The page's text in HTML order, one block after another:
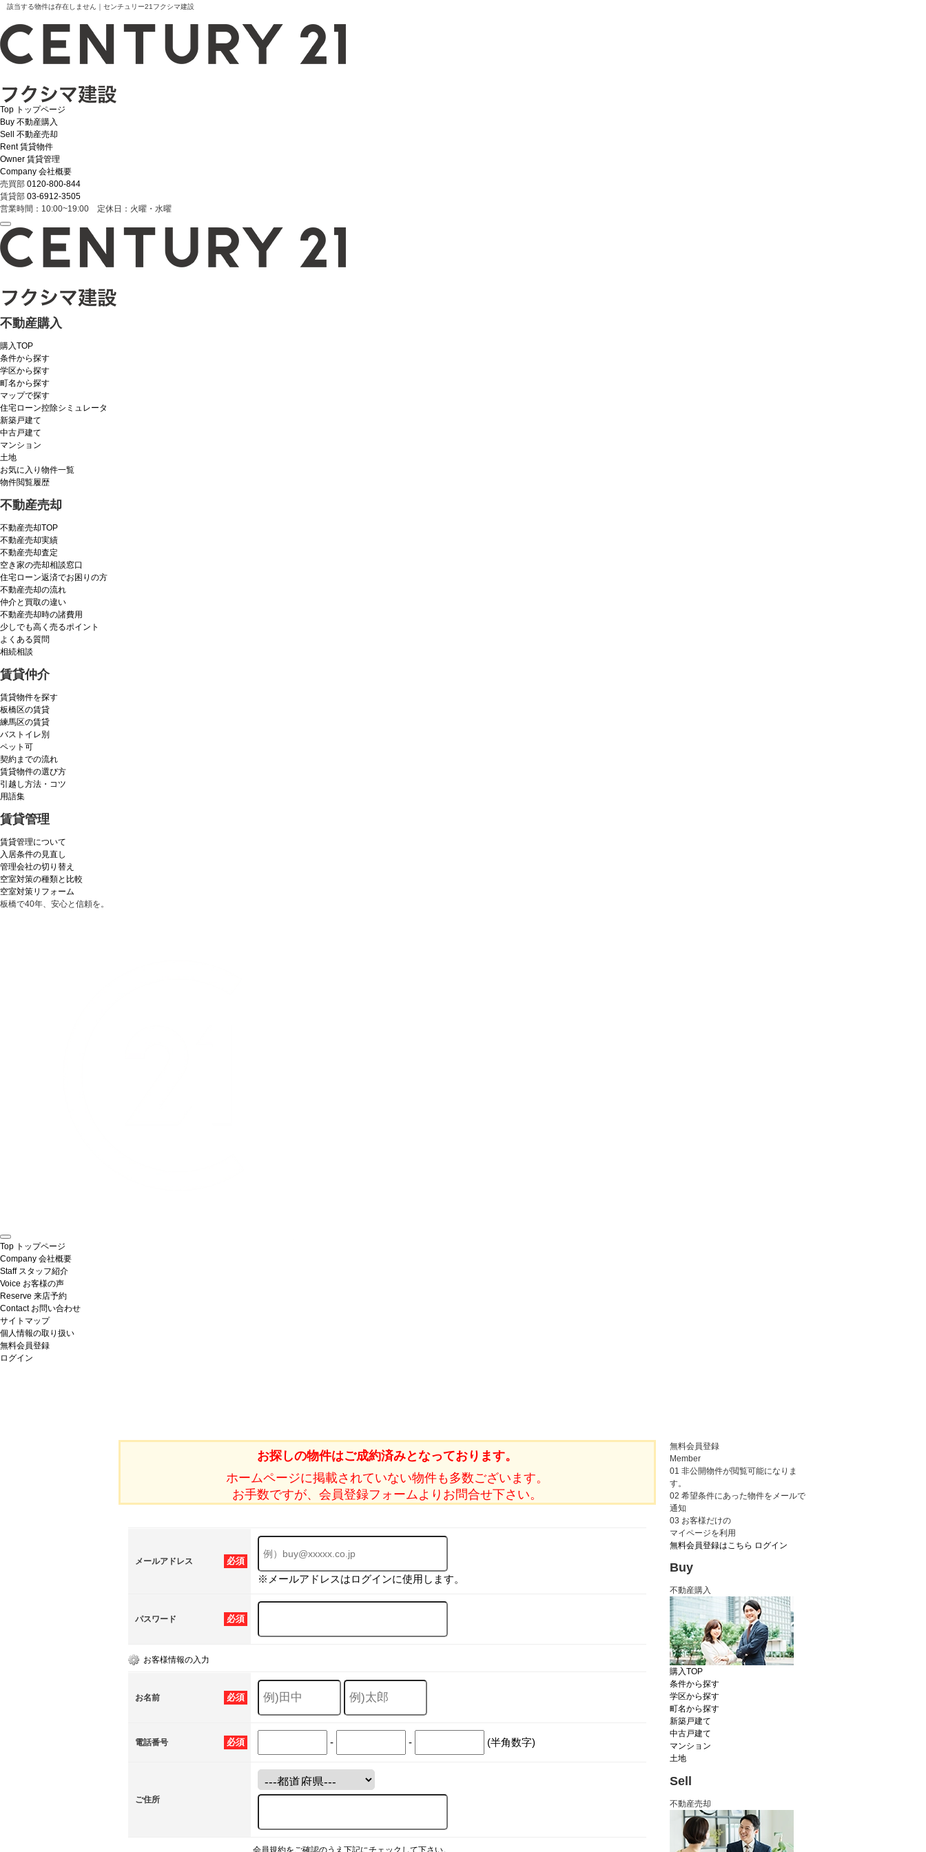
該当する物件は存在しません｜センチュリー21フクシマ建設
Top トップページ
Buy 不動産購入
Sell
不動産売却
Rent 賃貸物件
Owner 賃貸管理
Company 会社概要
売買部 0120-800-844
賃貸部 03-6912-3505
営業時間：10:00~19:00 定休日：火曜・水曜
不動産購入
購入TOP
条件から探す
学区から探す
町名から探す
マップで探す
住宅ローン控除シミュレータ
新築戸建て
中古戸建て
マンション
土地
お気に入り物件一覧
物件閲覧履歴
不動産売却
不動産売却TOP
不動産売却実績
不動産売却査定
空き家の売却相談窓口
住宅ローン返済でお困りの方
不動産売却の流れ
仲介と買取の違い
不動産売却時の諸費用
少しでも高く売るポイント
よくある質問
相続相談
賃貸仲介
賃貸物件を探す
板橋区の賃貸
練馬区の賃貸
バストイレ別
ペット可
契約までの流れ
賃貸物件の選び方
引越し方法・コツ
用語集
賃貸管理
賃貸管理について
入居条件の見直し
管理会社の切り替え
空室対策の種類と比較
空室対策リフォーム
板橋で40年、安心と信頼を。
Top トップページ
Company 会社概要
Staff スタッフ紹介
Voice お客様の声
Reserve 来店予約
Contact お問い合わせ
サイトマップ
個人情報の取り扱い
無料会員登録
ログイン
お探しの物件はご成約済みとなっております。
ホームページに掲載されていない物件も多数ございます。
お手数ですが、会員登録フォームよりお問合せ下さい。
必須
メールアドレス
※メールアドレスはログインに使用します。
必須
パスワード
お客様情報の入力
必須
お名前
必須
電話番号 - - (半角数字)
ご住所
会員規約をご確認のうえ下記にチェックして下さい。
無料会員登録
Member
01 非公開物件が閲覧可能になりま
す。
02 希望条件にあった物件をメールで
通知
03 お客様だけの
マイページを利用
無料会員登録はこちら ログイン
Buy
不動産購入
購入TOP
条件から探す
学区から探す
町名から探す
新築戸建て
中古戸建て
マンション
土地
Sell
不動産売却